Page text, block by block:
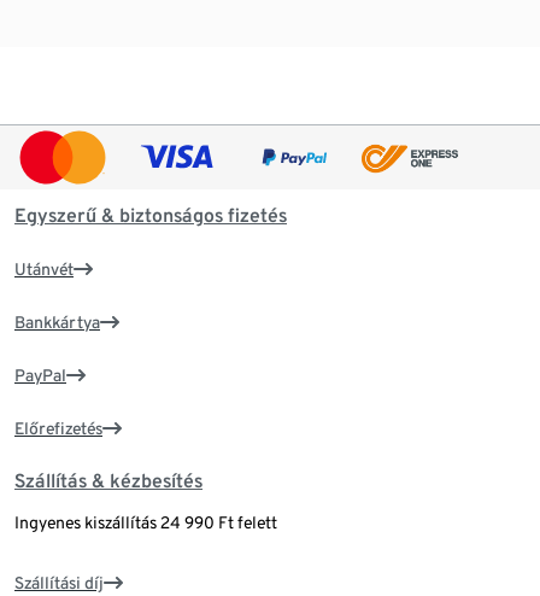
Egyszerű & biztonságos fizetés
Utánvét
Bankkártya
PayPal
Előrefizetés
Szállítás & kézbesítés
Ingyenes kiszállítás 24 990 Ft felett
Szállítási díj